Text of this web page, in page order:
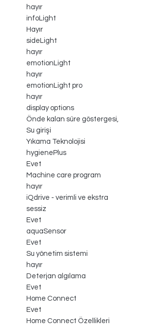
hayır
infoLight
Hayır
sideLight
hayır
emotionLight
hayır
emotionLight pro
hayır
display options
Önde kalan süre göstergesi,
Su girişi
Yıkama Teknolojisi
hygienePlus
Evet
Machine care program
hayır
iQdrive - verimli ve ekstra
sessiz
Evet
aquaSensor
Evet
Su yönetim sistemi
hayır
Deterjan algılama
Evet
Home Connect
Evet
Home Connect Özellikleri